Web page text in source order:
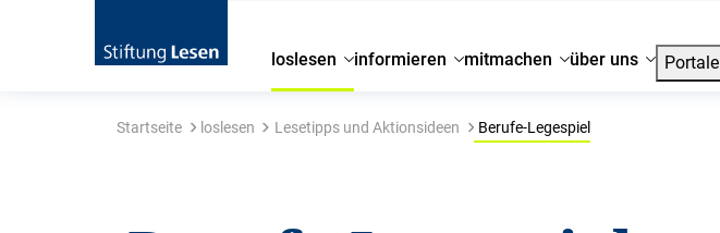
loslesen informieren mitmachen über uns Portale
Startseite loslesen Lesetipps und Aktionsideen Berufe-Legespiel